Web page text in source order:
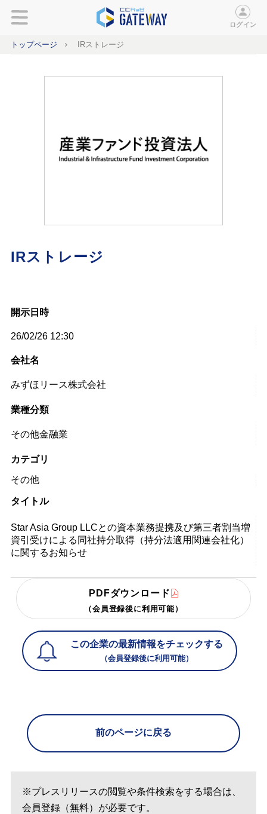
ログイン
トップページ IRストレージ
IRストレージ
開示日時
26/02/26 12:30
会社名
みずほリース株式会社
業種分類
その他金融業
カテゴリ
その他
タイトル
Star Asia Group LLCとの資本業務提携及び第三者割当増
資引受けによる同社持分取得（持分法適用関連会社化）
に関するお知らせ
PDFダウンロード
（会員登録後に利用可能）
この企業の最新情報をチェックする
（会員登録後に利用可能）
前のページに戻る
※プレスリリースの閲覧や条件検索をする場合は、
会員登録（無料）が必要です。